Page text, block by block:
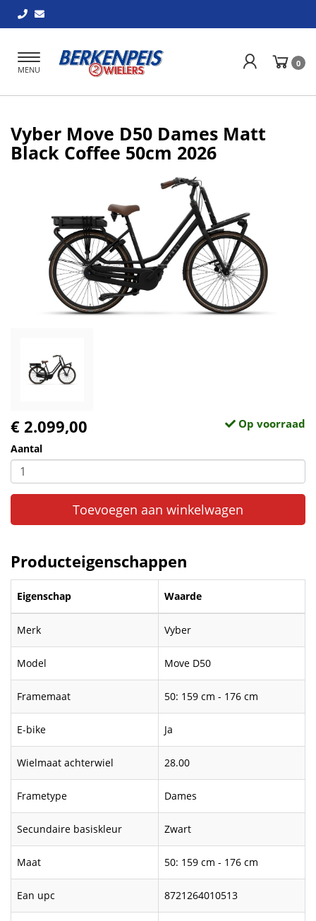
Toggle
navigation
MENU
0
Vyber Move D50 Dames Matt
Black Coffee 50cm 2026
€ 2.099,00 Op voorraad
Aantal
Toevoegen aan winkelwagen
Producteigenschappen
Eigenschap Waarde
Merk Vyber
Model Move D50
Framemaat 50: 159 cm - 176 cm
E-bike Ja
Wielmaat achterwiel 28.00
Frametype Dames
Secundaire basiskleur Zwart
Maat 50: 159 cm - 176 cm
Ean upc 8721264010513